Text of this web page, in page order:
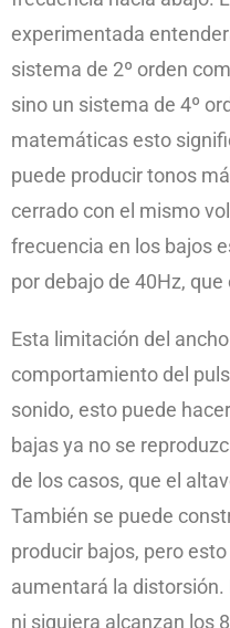
experimentada
sistema de 2º orden
sino un sistema de 4º
matemáticas esto
puede producir tonos
cerrado con el mismo
frecuencia en los bajos
por debajo de 40Hz,
Esta limitación del
comportamiento del
sonido, esto puede
bajas ya no se
de los casos, que el
También se puede
producir bajos, pero
aumentará la
ni siquiera alcanzan los